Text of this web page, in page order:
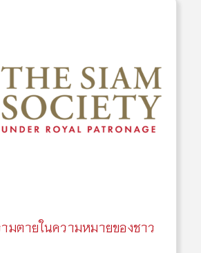
มตายในความหมายของชาว